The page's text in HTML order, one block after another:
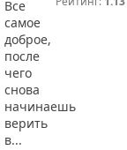
Все
самое
доброе,
после
чего
снова
начинаешь
верить
в...